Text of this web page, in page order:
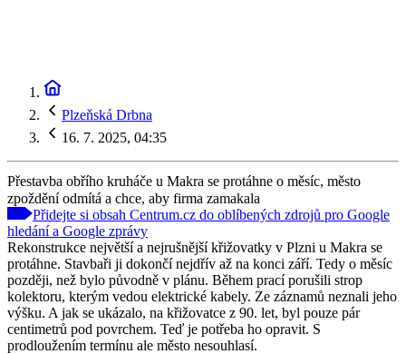
Plzeňská Drbna
16. 7. 2025, 04:35
Přestavba obřího kruháče u Makra se protáhne o měsíc, město
zpoždění odmítá a chce, aby firma zamakala
Přidejte si obsah Centrum.cz do oblíbených zdrojů pro Google
hledání a Google zprávy
Rekonstrukce největší a nejrušnější křižovatky v Plzni u Makra se
protáhne. Stavbaři ji dokončí nejdřív až na konci září. Tedy o měsíc
později, než bylo původně v plánu. Během prací porušili strop
kolektoru, kterým vedou elektrické kabely. Ze záznamů neznali jeho
výšku. A jak se ukázalo, na křižovatce z 90. let, byl pouze pár
centimetrů pod povrchem. Teď je potřeba ho opravit. S
prodloužením termínu ale město nesouhlasí.